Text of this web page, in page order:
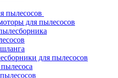
пылесосов
для пылесосов
для пылесосов